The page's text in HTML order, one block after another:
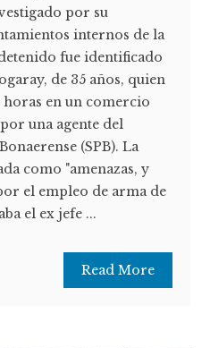
por su
internos de la
fue identificado
de 35 años, quien
horas en un comercio
una agente del
(SPB). La
como "amenazas, y
el empleo de arma de
el ex jefe ...
Read More